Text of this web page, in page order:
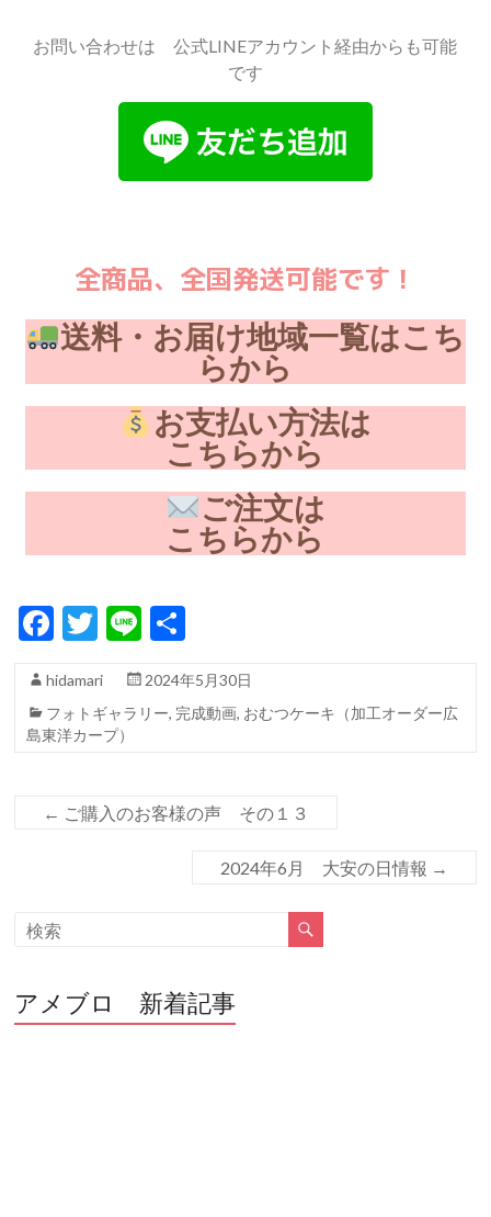
お問い合わせは 公式LINEアカウント経由からも可能
です
全商品、全国発送可能です！
送料・お届け地域一覧はこち
らから
お支払い方法は
こちらから
ご注文は
こちらから
F
e
b
o
k
T
itt
er
Li
e
hidamari
2024年5月30日
フォトギャラリー, 完成動画, おむつケーキ（加工オーダー広
島東洋カープ）
← ご購入のお客様の声 その１３
2024年6月 大安の日情報 →
アメブロ 新着記事